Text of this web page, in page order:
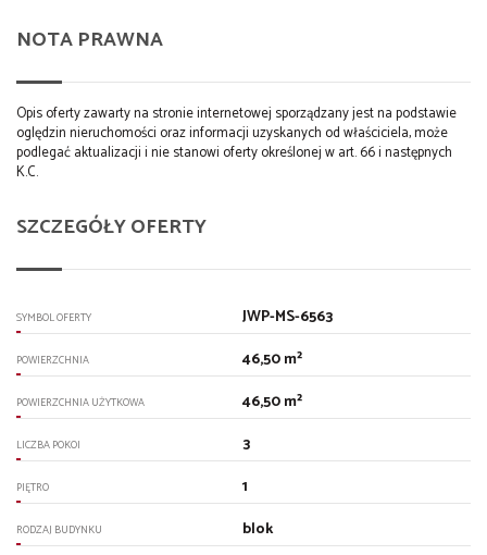
NOTA PRAWNA
Opis oferty zawarty na stronie internetowej sporządzany jest na podstawie
oględzin nieruchomości oraz informacji uzyskanych od właściciela, może
podlegać aktualizacji i nie stanowi oferty określonej w art. 66 i następnych
K.C.
SZCZEGÓŁY OFERTY
SYMBOL OFERTY JWP-MS-6563
POWIERZCHNIA 46,50 m²
POWIERZCHNIA UŻYTKOWA 46,50 m²
LICZBA POKOI 3
PIĘTRO 1
RODZAJ BUDYNKU blok